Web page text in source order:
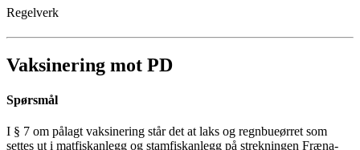
Regelverk
Vaksinering mot PD
Spørsmål
I § 7 om pålagt vaksinering står det at laks og regnbueørret som
settes ut i matfiskanlegg og stamfiskanlegg på strekningen Fræna-